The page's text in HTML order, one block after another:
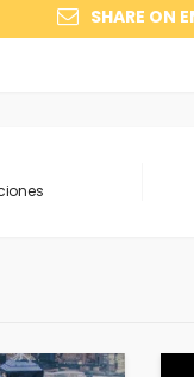
SHARE ON